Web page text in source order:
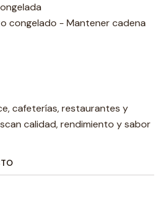
congelado - Mantener cadena
cafeterías, restaurantes y
calidad, rendimiento y sabor